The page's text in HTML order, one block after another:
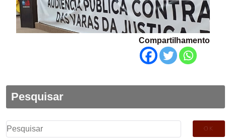
Compartilhamento
Pesquisar
Pesquisar
por: